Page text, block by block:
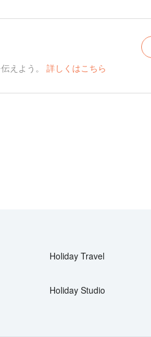
えよう。 詳しくはこちら
Holiday Travel
Holiday Studio